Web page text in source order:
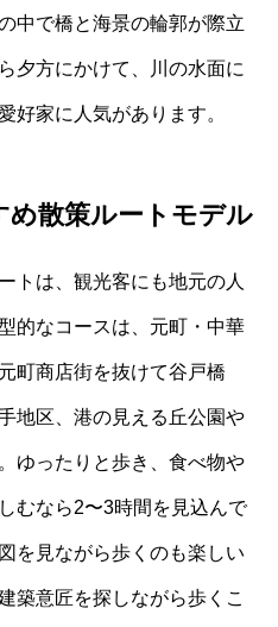
中で橋と海景の輪郭が際立
夕方にかけて、川の水面に
好家に人気があります。
め散策ルートモデル
トは、観光客にも地元の人
的なコースは、元町・中華
町商店街を抜けて谷戸橋
地区、港の見える丘公園や
ゆったりと歩き、食べ物や
むなら2〜3時間を見込んで
を見ながら歩くのも楽しい
築意匠を探しながら歩くこ